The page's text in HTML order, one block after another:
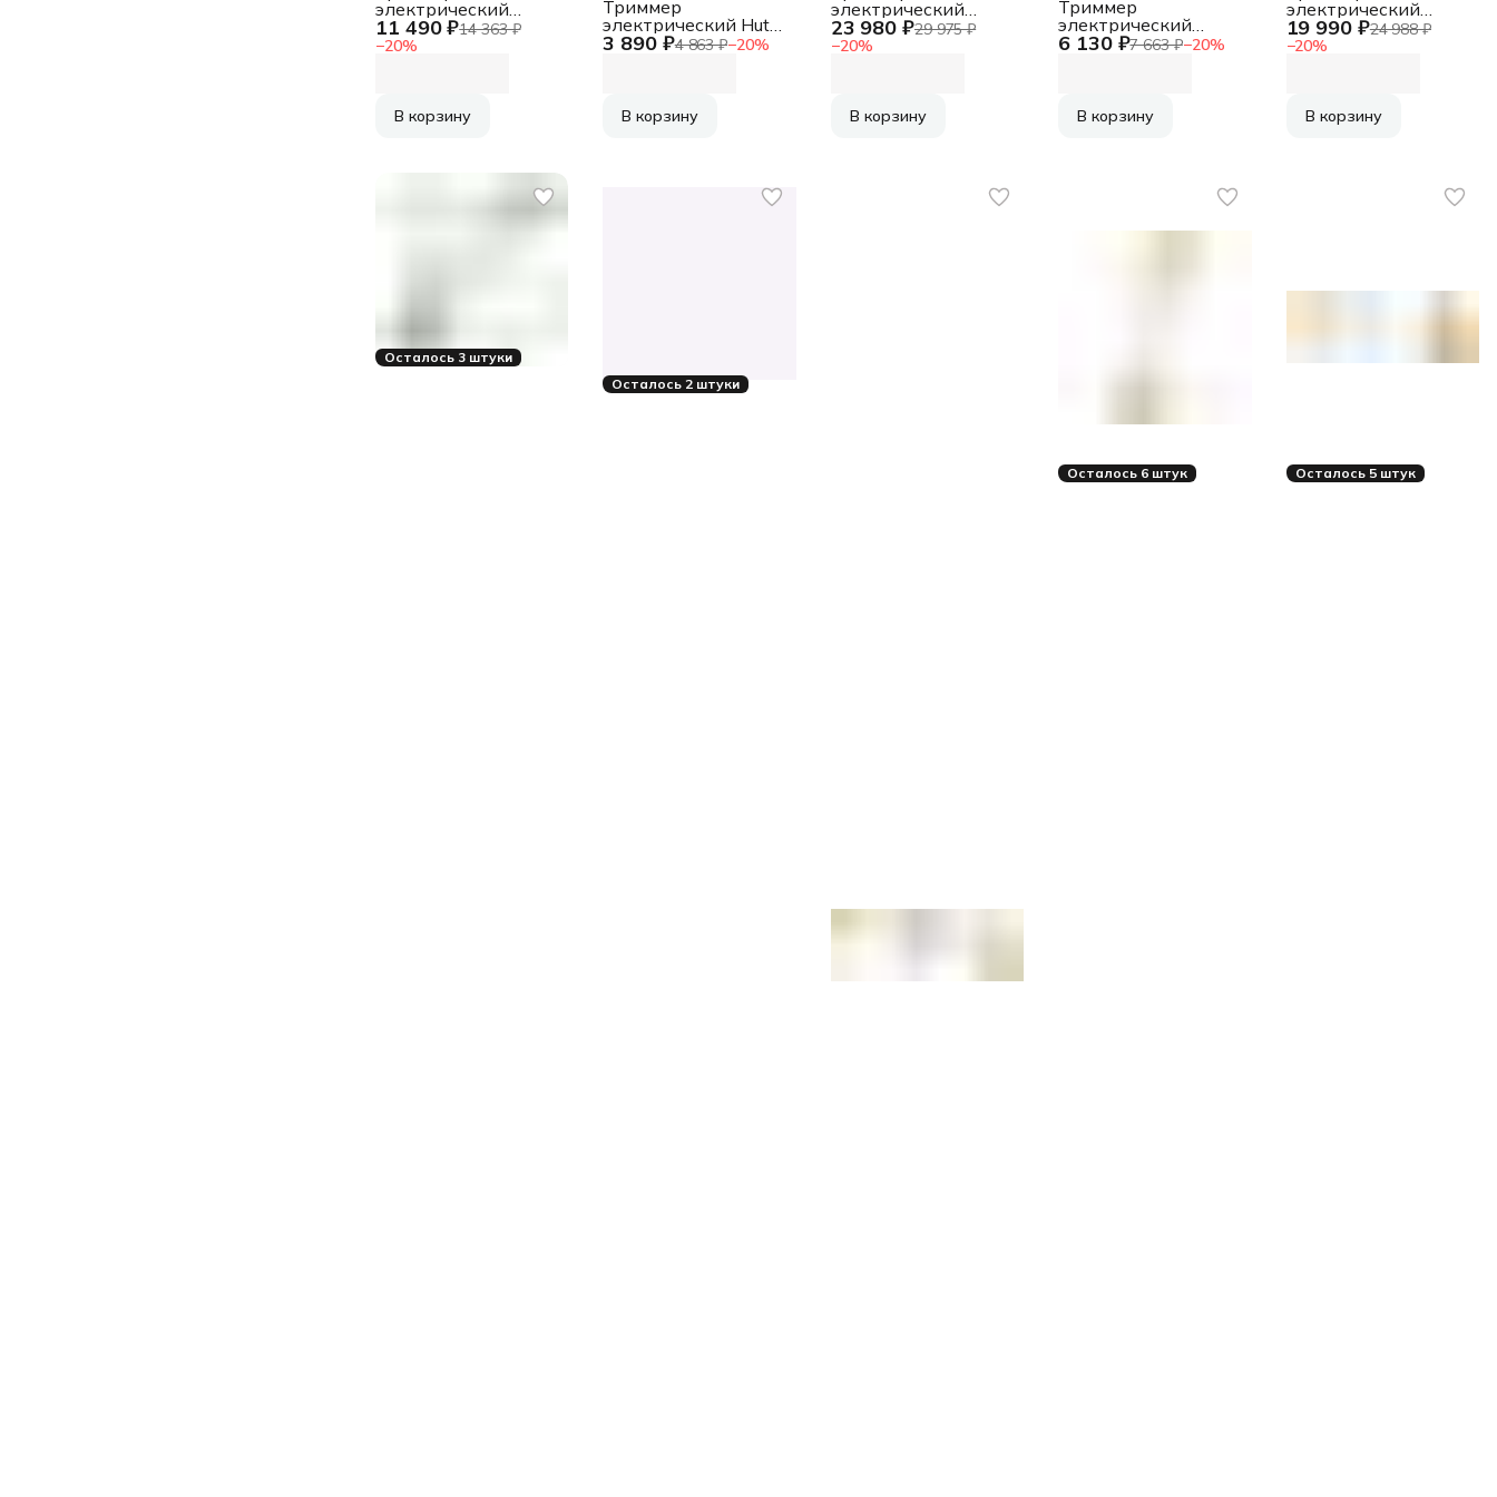
11 490 ₽14 363 ₽
−20%
электрический
Ресанта ЭТ-1500НВ
1500Вт
В корзину
3 890 ₽4 863 ₽−20%
Триммер
электрический Huter
GET-12M-Li аккум.
В корзину
23 980 ₽29 975 ₽
−20%
электрический
Greenworks
GD40BCK4 аккум.
В корзину
6 130 ₽7 663 ₽−20%
Триммер
электрический
Bosch EasyGrassCut
В корзину
19 990 ₽24 988 ₽
−20%
электрический
Bosch AFS 23-37
950Вт разбор.штан.
В корзину
Осталось 3 штуки
Осталось 2 штуки
Осталось 6 штук Осталось 5 штук